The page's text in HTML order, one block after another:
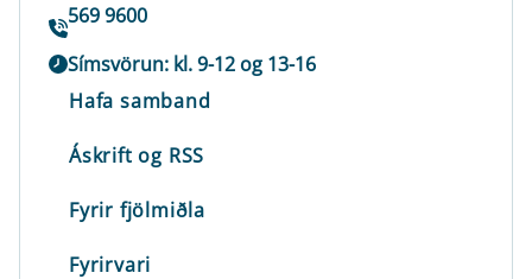
569 9600
Símsvörun: kl. 9-12 og 13-16
Hafa samband
Áskrift og RSS
Fyrir fjölmiðla
Fyrirvari